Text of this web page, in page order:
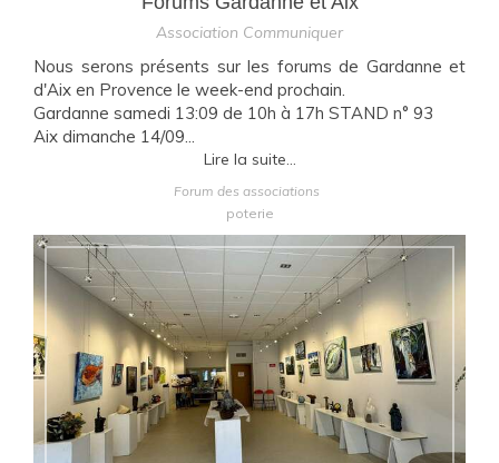
Association Communiquer
Nous serons présents sur les forums de Gardanne et
d'Aix en Provence le week-end prochain.
Gardanne samedi 13:09 de 10h à 17h STAND n° 93
Aix dimanche 14/09...
Lire la suite...
Forum des associations
poterie